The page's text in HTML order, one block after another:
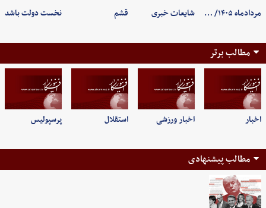
مردادماه ۱۴۰۵/ … شایعات خبری قشم نخست دولت باشد
مطالب برتر
اخبار اخبار ورزشی استقلال پرسپولیس
مطالب پیشنهادی